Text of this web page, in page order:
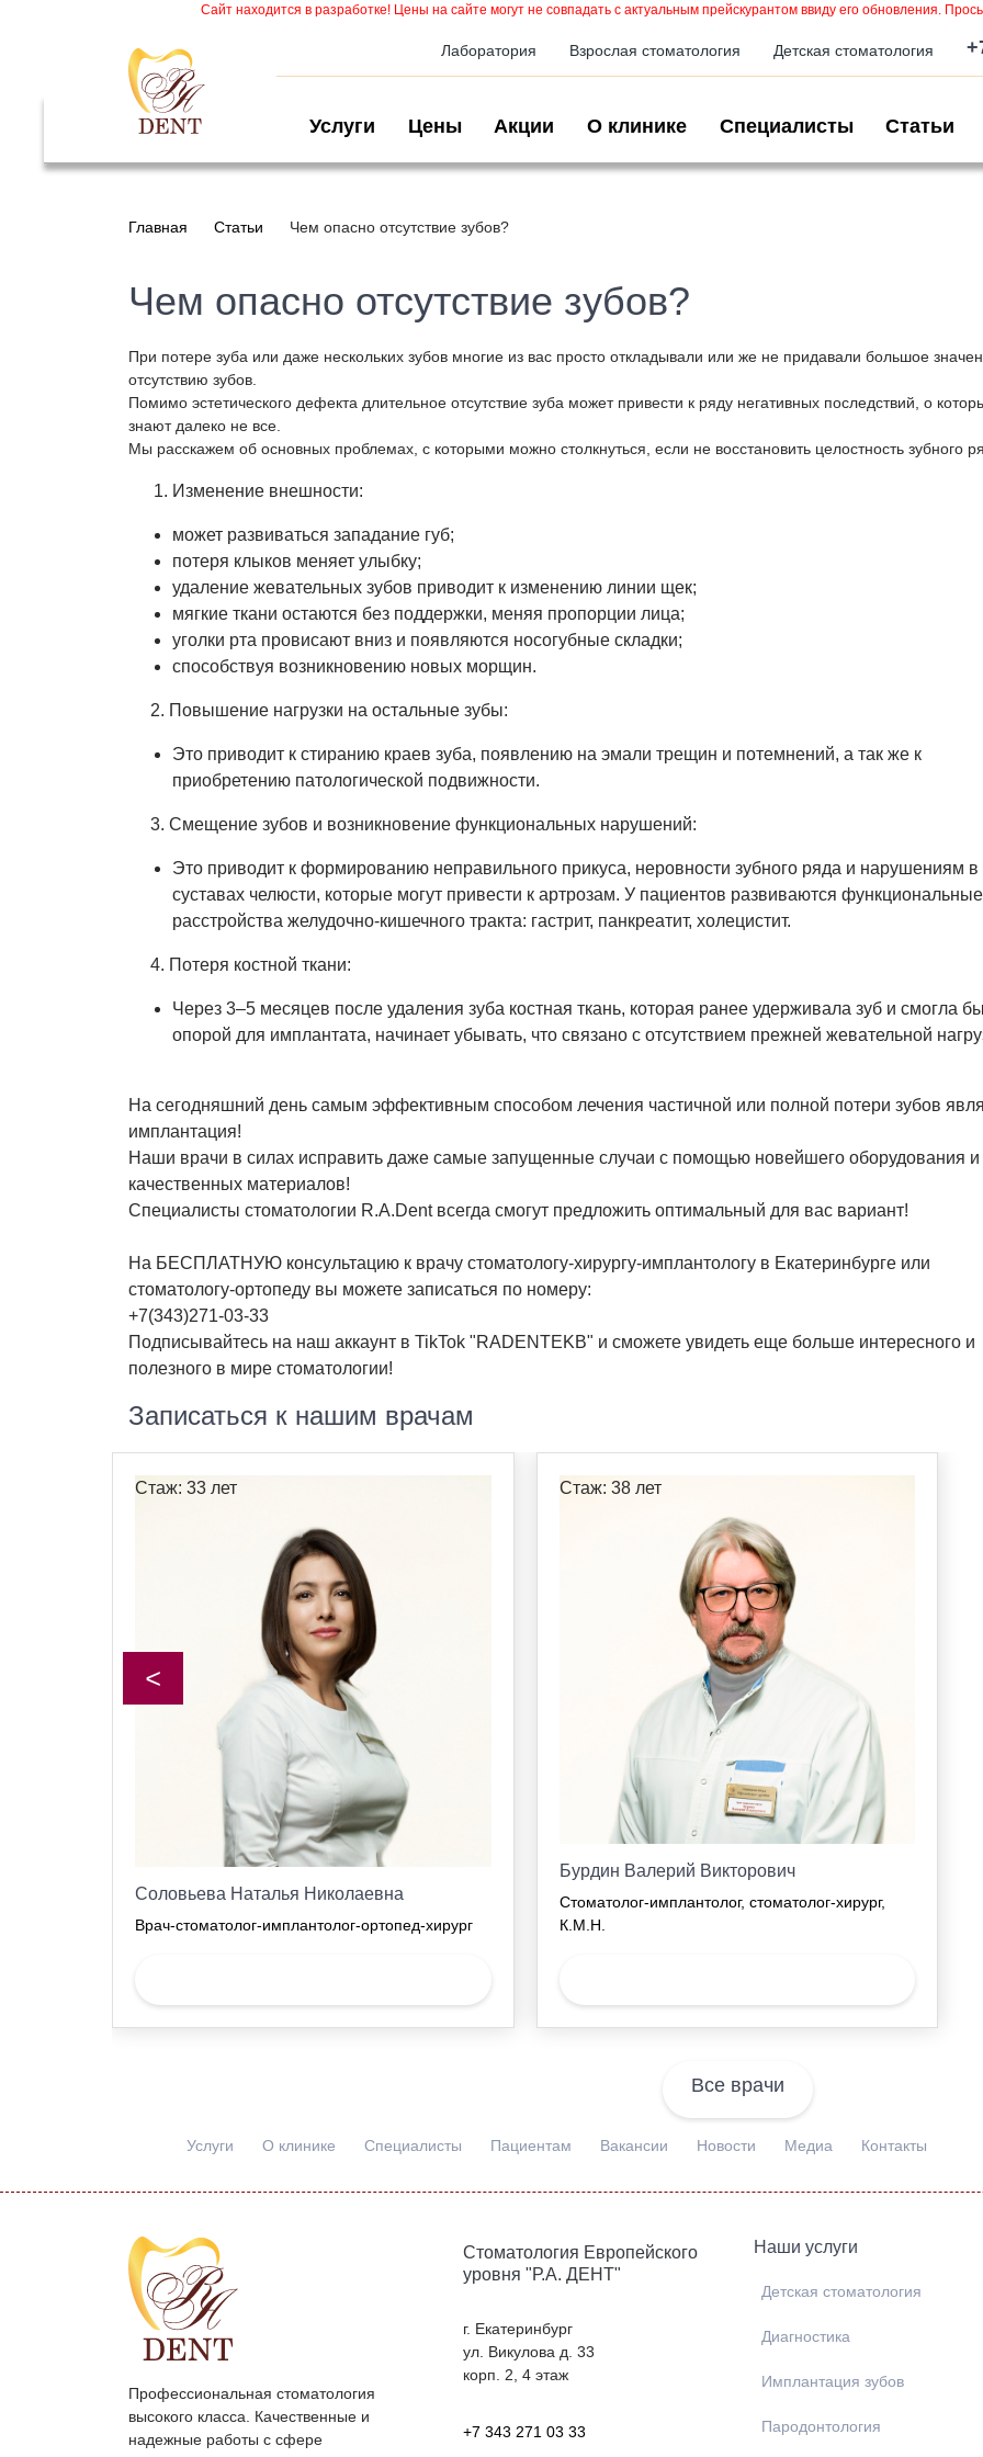
Сайт находится в разработке! Цены на сайте могут не совпадать с актуальным прейскурантом ввиду его обновления.
Лаборатория Взрослая стоматология Детская стоматология
Услуги Цены Акции О клинике Специалисты Статьи
Главная Статьи Чем опасно отсутствие зубов?
Чем опасно отсутствие зубов?
При потере зуба или даже нескольких зубов многие из вас просто откладывали или же не придавали большое
отсутствию зубов.
Помимо эстетического дефекта длительное отсутствие зуба может привести к ряду негативных последствий, о
знают далеко не все.
Мы расскажем об основных проблемах, с которыми можно столкнуться, если не восстановить целостность зубного
Изменение внешности:
может развиваться западание губ;
потеря клыков меняет улыбку;
удаление жевательных зубов приводит к изменению линии щек;
мягкие ткани остаются без поддержки, меняя пропорции лица;
уголки рта провисают вниз и появляются носогубные складки;
способствуя возникновению новых морщин.
2. Повышение нагрузки на остальные зубы:
Это приводит к стиранию краев зуба, появлению на эмали трещин и потемнений, а так же к
приобретению патологической подвижности.
3. Смещение зубов и возникновение функциональных нарушений:
Это приводит к формированию неправильного прикуса, неровности зубного ряда и нарушениям в
суставах челюсти, которые могут привести к артрозам. У пациентов развиваются функциональные
расстройства желудочно-кишечного тракта: гастрит, панкреатит, холецистит.
4. Потеря костной ткани:
Через 3–5 месяцев после удаления зуба костная ткань, которая ранее удерживала зуб и смогла
опорой для имплантата, начинает убывать, что связано с отсутствием прежней жевательной
На сегодняшний день самым эффективным способом лечения частичной или полной потери зубов
имплантация!
Наши врачи в силах исправить даже самые запущенные случаи с помощью новейшего оборудования и
качественных материалов!
Специалисты стоматологии R.A.Dent всегда смогут предложить оптимальный для вас вариант!
На БЕСПЛАТНУЮ консультацию к врачу стоматологу-хирургу-имплантологу в Екатеринбурге или
стоматологу-ортопеду вы можете записаться по номеру:
+7(343)271-03-33
Подписывайтесь на наш аккаунт в TikTok "RADENTEKB" и сможете увидеть еще больше интересного и
полезного в мире стоматологии!
Записаться к нашим врачам
<
Стаж: 33 лет
Соловьева Наталья Николаевна
Врач-стоматолог-имплантолог-ортопед-хирург
Стаж: 38 лет
Бурдин Валерий Викторович
Стоматолог-имплантолог, стоматолог-хирург,
К.М.Н.
Все врачи
Услуги О клинике Специалисты Пациентам Вакансии Новости Медиа Контакты
Профессиональная стоматология
высокого класса. Качественные и
надежные работы с сфере
Стоматология Европейского
уровня "Р.А. ДЕНТ"
г. Екатеринбург
ул. Викулова д. 33
корп. 2, 4 этаж
+7 343 271 03 33
Наши услуги
Детская стоматология
Диагностика
Имплантация зубов
Пародонтология